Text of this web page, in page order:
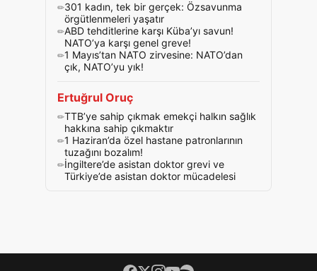
301 kadın, tek bir gerçek: Özsavunma
örgütlenmeleri yaşatır
ABD tehditlerine karşı Küba’yı savun!
NATO’ya karşı genel greve!
1 Mayıs’tan NATO zirvesine: NATO’dan
çık, NATO’yu yık!
Ertuğrul Oruç
TTB’ye sahip çıkmak emekçi halkın sağlık
hakkına sahip çıkmaktır
1 Haziran’da özel hastane patronlarının
tuzağını bozalım!
İngiltere’de asistan doktor grevi ve
Türkiye’de asistan doktor mücadelesi